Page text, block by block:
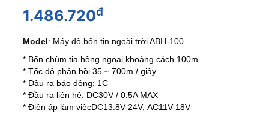
1.486.720đ
Model: Máy dò bốn tin ngoài trời ABH-100
* Bốn chùm tia hồng ngoại khoảng cách 100m
* Tốc độ phản hồi 35 ~ 700m / giây
* Đầu ra báo động: 1C
* Đầu ra liên hệ: DC30V / 0.5A MAX
* Điện áp làm việcDC13.8V-24V; AC11V-18V